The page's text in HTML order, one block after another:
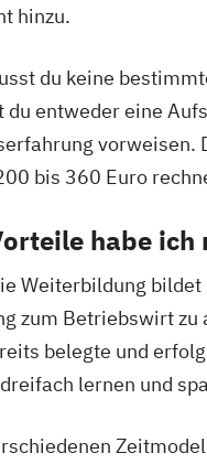
hinzu.
du keine
du entweder eine
vorweisen.
bis 360 Euro
habe
Weiterbildung
zum Betriebswirt zu
belegte und
lernen und